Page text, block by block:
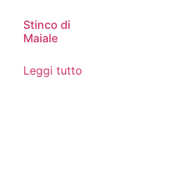
Stinco di
Maiale
Leggi tutto